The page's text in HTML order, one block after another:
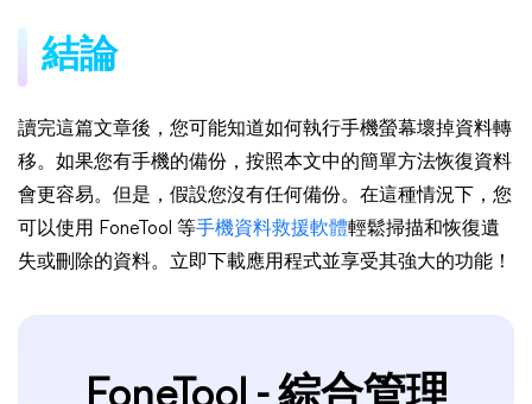
結論
讀完這篇文章後，您可能知道如何執行手機螢幕壞掉資料轉
移。如果您有手機的備份，按照本文中的簡單方法恢復資料
會更容易。但是，假設您沒有任何備份。在這種情況下，您
可以使用 FoneTool 等手機資料救援軟體輕鬆掃描和恢復遺
失或刪除的資料。立即下載應用程式並享受其強大的功能！